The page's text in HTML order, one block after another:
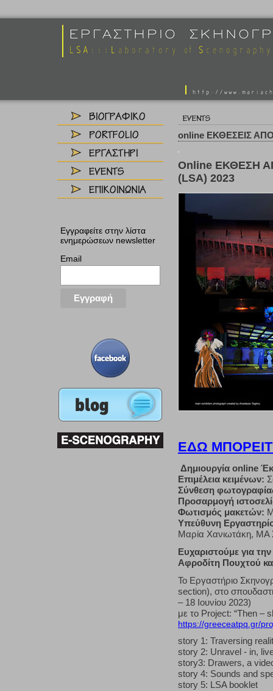
Εγγραφείτε στην λίστα
ενημερώσεων newsletter
Email
online ΕΚΘΕΣΕΙΣ
Online ΕΚΘΕΣΗ
(LSA) 2023
ΕΔΩ
Δημιουργία online
Επιμέλεια κειμένων:
Σύνθεση
Προσαρμογή
Φωτισμός μακετών:
Υπεύθυνη
Μαρία Χανιωτάκη, ΜΑ
Ευχαριστούμε για
Αφροδίτη Πουχτού
Το Εργαστήριο
section), στο
– 18 Ιουνίου 2023)
με το Project: “Then –
https://greeceatpq.gr/
story 1: Traversing
story 2: Unravel - in,
story3: Drawers, a
story 4: Sounds and
story 5: LSA booklet